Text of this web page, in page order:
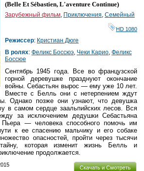
(Belle Et Sébastien, L'aventure Continue)
Зарубежный фильм, Приключения, Семейный
HD 1080
Режиссер: Кристиан Дюге
В ролях: Феликс Боссюэ, Чеки Карио, Феликс
Боссюе
Сентябрь 1945 года. Все во французской
горной деревушке празднуют окончание
войны. Себастьян вырос — ему уже 10 лет.
Вместе с Белль они с нетерпением ждут
Однако позже они узнают, что девушка
в самом сердце заальпийских лесов. Вся
за исключением дедушки Себастьяна
Пьера — человека способного помочь им
к ее спасению мальчику и его собаке
опасностей, пройти через тысячи
которая изменит жизнь Белль и
продолжается.
Скачать и Смотреть